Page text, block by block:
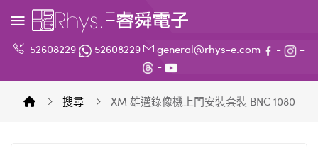
52608229 52608229 general@rhys-e.com -
-
-
搜尋 XM 雄邁錄像機上門安裝套裝 BNC 1080